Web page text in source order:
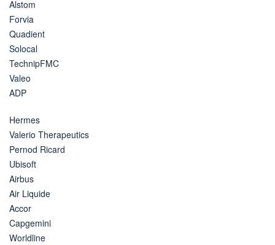
Alstom
Forvia
Quadient
Solocal
TechnipFMC
Valeo
ADP
Hermes
Valerio Therapeutics
Pernod Ricard
Ubisoft
Airbus
Air Liquide
Accor
Capgemini
Worldline